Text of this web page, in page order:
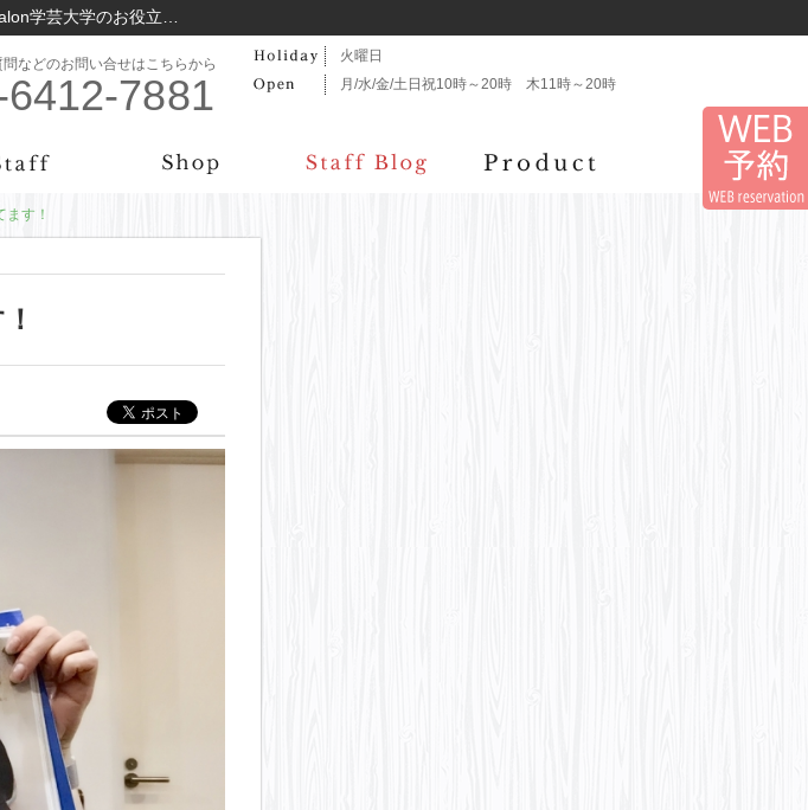
火曜日
月/水/金/土日祝10時～20時 木11時～20時
などのお問い合せはこちらから
6412-7881
す！